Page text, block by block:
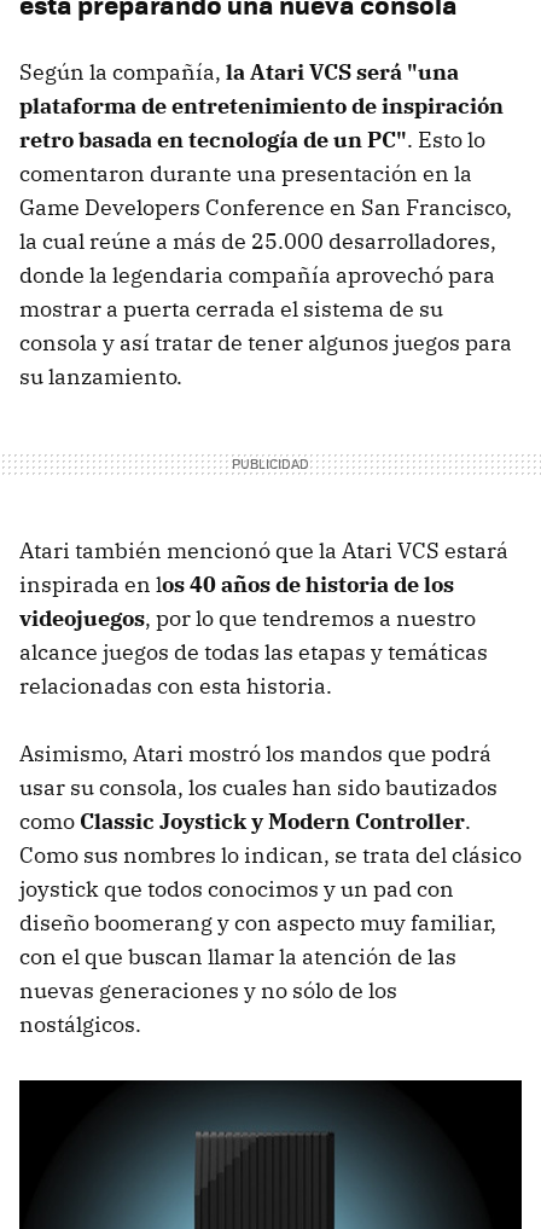
Según la compañía, la Atari VCS será "una
plataforma de entretenimiento de inspiración
retro basada en tecnología de un PC". Esto lo
comentaron durante una presentación en la
Game Developers Conference en San Francisco,
la cual reúne a más de 25.000 desarrolladores,
donde la legendaria compañía aprovechó para
mostrar a puerta cerrada el sistema de su
consola y así tratar de tener algunos juegos para
su lanzamiento.
Atari también mencionó que la Atari VCS estará
inspirada en los 40 años de historia de los
videojuegos, por lo que tendremos a nuestro
alcance juegos de todas las etapas y temáticas
relacionadas con esta historia.
Asimismo, Atari mostró los mandos que podrá
usar su consola, los cuales han sido bautizados
como Classic Joystick y Modern Controller.
Como sus nombres lo indican, se trata del clásico
joystick que todos conocimos y un pad con
diseño boomerang y con aspecto muy familiar,
con el que buscan llamar la atención de las
nuevas generaciones y no sólo de los
nostálgicos.